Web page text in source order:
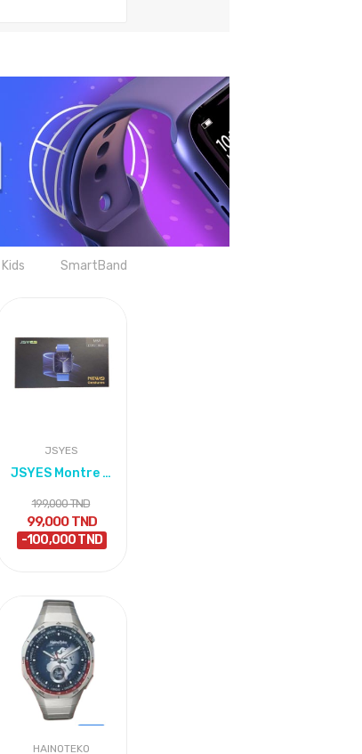
SmartBand
JSYES
JSYES Montre Connectée M59 avec 3 ceintures
199,000 TND
99,000 TND
-100,000 TND
HAINOTEKO